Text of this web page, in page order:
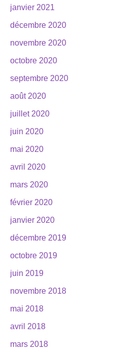
janvier 2021
décembre 2020
novembre 2020
octobre 2020
septembre 2020
août 2020
juillet 2020
juin 2020
mai 2020
avril 2020
mars 2020
février 2020
janvier 2020
décembre 2019
octobre 2019
juin 2019
novembre 2018
mai 2018
avril 2018
mars 2018